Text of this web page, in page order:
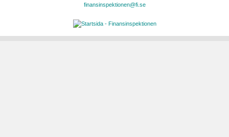
finansinspektionen@fi.se